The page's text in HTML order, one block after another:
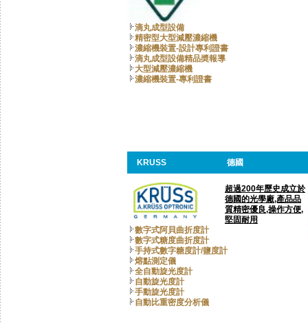
滴丸成型設備
精密型大型減壓濃縮機
濃縮機裝置-設計專利證書
滴丸成型設備精品奬報導
大型減壓濃縮機
濃縮機裝置-專利證書
KRUSS 德國
超過200年歷史成立於
德國的光學廠,產品品
質精密優良,操作方便,
堅固耐用
數字式阿貝曲折度計
數字式糖度曲折度計
手持式數字糖度計/鹽度計
熔點測定儀
全自動旋光度計
自動旋光度計
手動旋光度計
自動比重密度分析儀